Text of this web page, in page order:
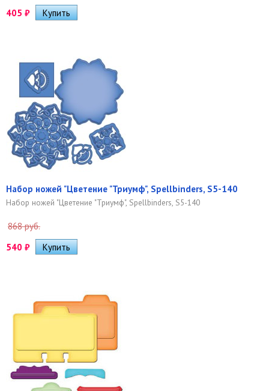
405 ₽
Набор ножей "Цветение "Триумф", Spellbinders, S5-140
Набор ножей "Цветение "Триумф", Spellbinders, S5-140
868 руб.
540 ₽